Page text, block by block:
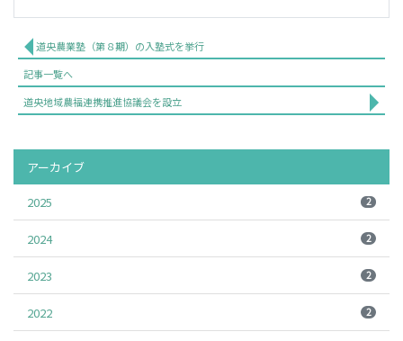
道央農業塾（第８期）の入塾式を挙行
記事一覧へ
道央地域農福連携推進協議会を設立
アーカイブ
2025 2
2024 2
2023 2
2022 2